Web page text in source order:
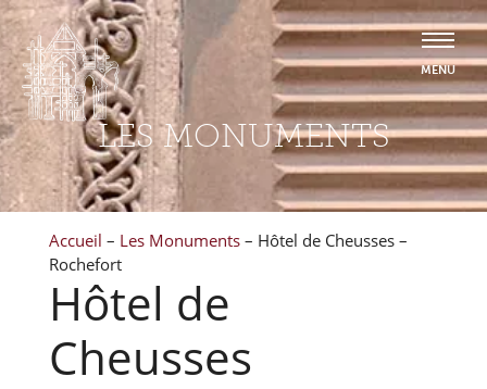
LES MONUMENTS
Accueil – Les Monuments – Hôtel de Cheusses –
Rochefort
Hôtel de
Cheusses